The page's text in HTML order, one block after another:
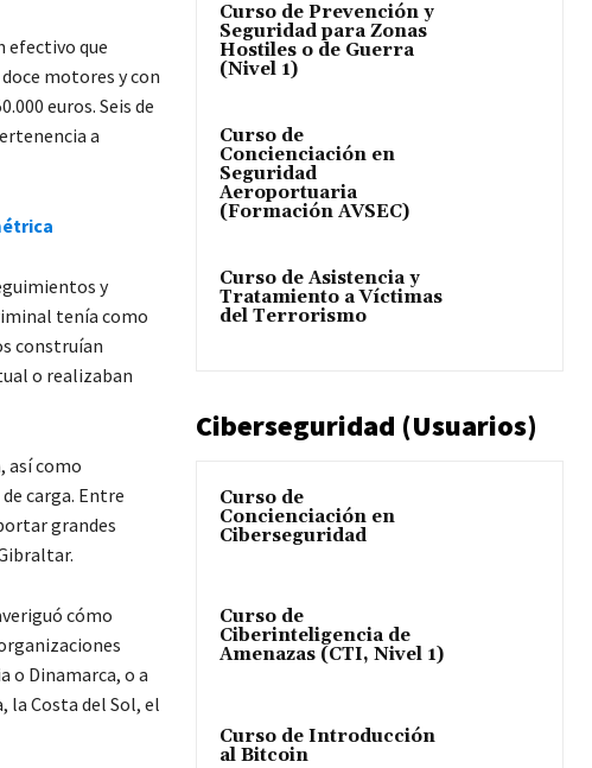
efectivo que
motores y con
euros. Seis de
a
y
tenía como
construían
o realizaban
así como
carga. Entre
grandes
cómo
o Dinamarca, o a
la Costa del Sol, el
Curso de Prevención y
Seguridad para Zonas
Hostiles o de Guerra
(Nivel 1)
Curso de
Concienciación en
Seguridad
Aeroportuaria
(Formación AVSEC)
Curso de Asistencia y
Tratamiento a Víctimas
del Terrorismo
Ciberseguridad (Usuarios)
Curso de
Concienciación en
Ciberseguridad
Curso de
Ciberinteligencia de
Amenazas (CTI, Nivel 1)
Curso de Introducción
al Bitcoin